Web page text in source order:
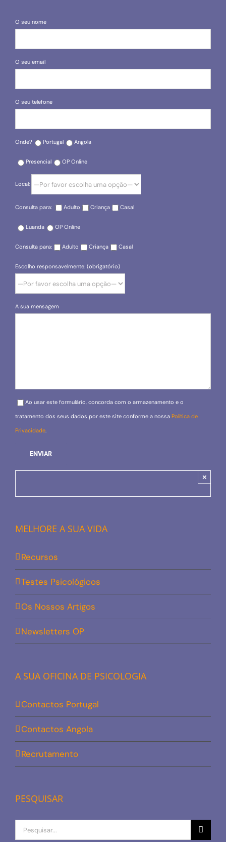
O seu nome
O seu email
O seu telefone
Onde? Portugal Angola
Presencial OP Online
Local:
Consulta para: Adulto Criança Casal
Luanda OP Online
Consulta para: Adulto Criança Casal
Escolho responsavelmente: (obrigatório)
A sua mensagem
Please leave this field empty.
Ao usar este formulário, concorda com o armazenamento e o
tratamento dos seus dados por este site conforme a nossa Política de
Privacidade.
×
MELHORE A SUA VIDA
Recursos
Testes Psicológicos
Os Nossos Artigos
Newsletters OP
A SUA OFICINA DE PSICOLOGIA
Contactos Portugal
Contactos Angola
Recrutamento
PESQUISAR
Procurar